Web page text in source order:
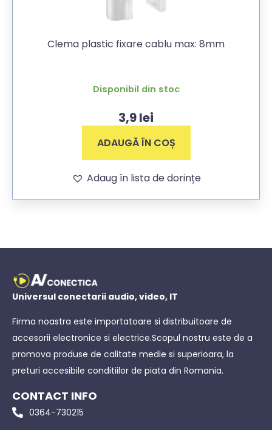
Clema plastic fixare cablu max: 8mm
Disponibil din stoc
3,9lei
ADAUGĂ ÎN COȘ
Adaug în lista de dorințe
Universul conectarii audio, video, IT
Firma noastra este importatoare si distribuitoare de
accesorii electronice si electrice.Scopul nostru este de a
promova produse de calitate medie si superioara, la
preturi accesibile conditiilor de piata din Romania.
CONTACT INFO
0364-730215